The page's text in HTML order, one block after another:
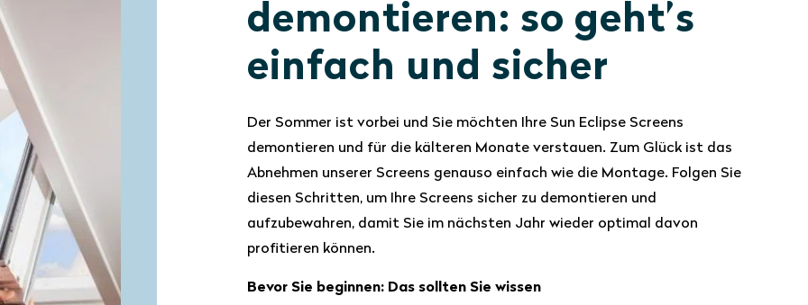
demontieren: so geht’s
einfach und sicher
Der Sommer ist vorbei und Sie möchten Ihre Sun Eclipse Screens
demontieren und für die kälteren Monate verstauen. Zum Glück ist das
Abnehmen unserer Screens genauso einfach wie die Montage. Folgen Sie
diesen Schritten, um Ihre Screens sicher zu demontieren und
aufzubewahren, damit Sie im nächsten Jahr wieder optimal davon
profitieren können.
Bevor Sie beginnen: Das sollten Sie wissen